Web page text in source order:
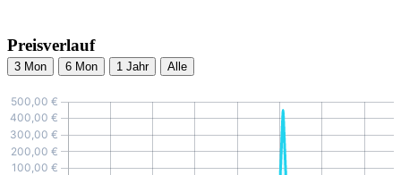
Preisverlauf
3 Mon 6 Mon 1 Jahr Alle